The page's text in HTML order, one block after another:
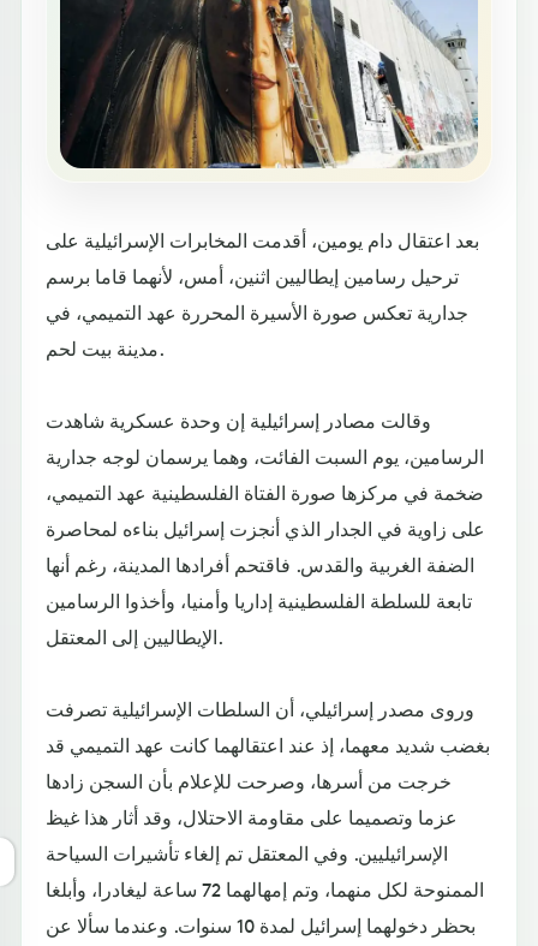
بعد اعتقال دام يومين، أقدمت المخابرات الإسرائيلية على
ترحيل رسامين إيطاليين اثنين، أمس، لأنهما قاما برسم
جدارية تعكس صورة الأسيرة المحررة عهد التميمي، في
مدينة بيت لحم.
وقالت مصادر إسرائيلية إن وحدة عسكرية شاهدت
الرسامين، يوم السبت الفائت، وهما يرسمان لوجه جدارية
ضخمة في مركزها صورة الفتاة الفلسطينية عهد التميمي،
على زاوية في الجدار الذي أنجزت إسرائيل بناءه لمحاصرة
الضفة الغربية والقدس. فاقتحم أفرادها المدينة، رغم أنها
تابعة للسلطة الفلسطينية إداريا وأمنيا، وأخذوا الرسامين
الإيطاليين إلى المعتقل.
وروى مصدر إسرائيلي، أن السلطات الإسرائيلية تصرفت
بغضب شديد معهما، إذ عند اعتقالهما كانت عهد التميمي قد
خرجت من أسرها، وصرحت للإعلام بأن السجن زادها
عزما وتصميما على مقاومة الاحتلال، وقد أثار هذا غيظ
الإسرائيليين. وفي المعتقل تم إلغاء تأشيرات السياحة
الممنوحة لكل منهما، وتم إمهالهما 72 ساعة ليغادرا، وأبلغا
بحظر دخولهما إسرائيل لمدة 10 سنوات. وعندما سألا عن